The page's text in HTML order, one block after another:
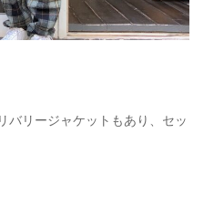
バリージャケットもあり、セッ